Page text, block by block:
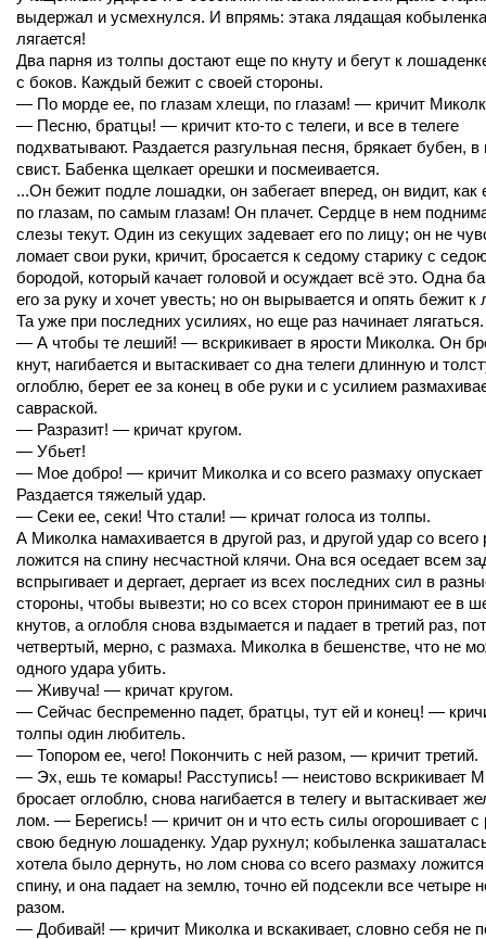
выдержал и усмехнулся. И впрямь: этака лядащая
лягается!
Два парня из толпы достают еще по кнуту и бегут к
с боков. Каждый бежит с своей стороны.
— По морде ее, по глазам хлещи, по глазам! — кричит
— Песню, братцы! — кричит кто-то с телеги, и все в телеге
подхватывают. Раздается разгульная песня, брякает бубен, в
свист. Бабенка щелкает орешки и посмеивается.
...Он бежит подле лошадки, он забегает вперед, он видит, как
по глазам, по самым глазам! Он плачет. Сердце в нем
слезы текут. Один из секущих задевает его по лицу; он не
ломает свои руки, кричит, бросается к седому старику с
бородой, который качает головой и осуждает всё это. Одна
его за руку и хочет увесть; но он вырывается и опять бежит к
Та уже при последних усилиях, но еще раз начинает лягаться.
— А чтобы те леший! — вскрикивает в ярости Миколка. Он
кнут, нагибается и вытаскивает со дна телеги длинную и
оглоблю, берет ее за конец в обе руки и с усилием
савраской.
— Разразит! — кричат кругом.
— Убьет!
— Мое добро! — кричит Миколка и со всего размаху
Раздается тяжелый удар.
— Секи ее, секи! Что стали! — кричат голоса из толпы.
А Миколка намахивается в другой раз, и другой удар со всего
ложится на спину несчастной клячи. Она вся оседает всем
вспрыгивает и дергает, дергает из всех последних сил в
стороны, чтобы вывезти; но со всех сторон принимают ее в
кнутов, а оглобля снова вздымается и падает в третий раз,
четвертый, мерно, с размаха. Миколка в бешенстве, что не
одного удара убить.
— Живуча! — кричат кругом.
— Сейчас беспременно падет, братцы, тут ей и конец! —
толпы один любитель.
— Топором ее, чего! Покончить с ней разом, — кричит третий.
— Эх, ешь те комары! Расступись! — неистово вскрикивает
бросает оглоблю, снова нагибается в телегу и вытаскивает
лом. — Берегись! — кричит он и что есть силы огорошивает с
свою бедную лошаденку. Удар рухнул; кобыленка
хотела было дернуть, но лом снова со всего размаху
спину, и она падает на землю, точно ей подсекли все четыре
разом.
— Добивай! — кричит Миколка и вскакивает, словно себя не